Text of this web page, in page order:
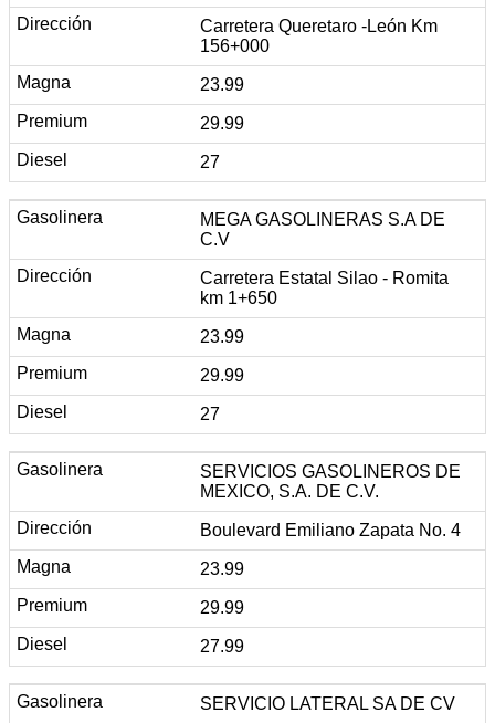
Carretera Queretaro -León Km
156+000
23.99
29.99
27
MEGA GASOLINERAS S.A DE
C.V
Carretera Estatal Silao - Romita
km 1+650
23.99
29.99
27
SERVICIOS GASOLINEROS DE
MEXICO, S.A. DE C.V.
Boulevard Emiliano Zapata No. 4
23.99
29.99
27.99
SERVICIO LATERAL SA DE CV